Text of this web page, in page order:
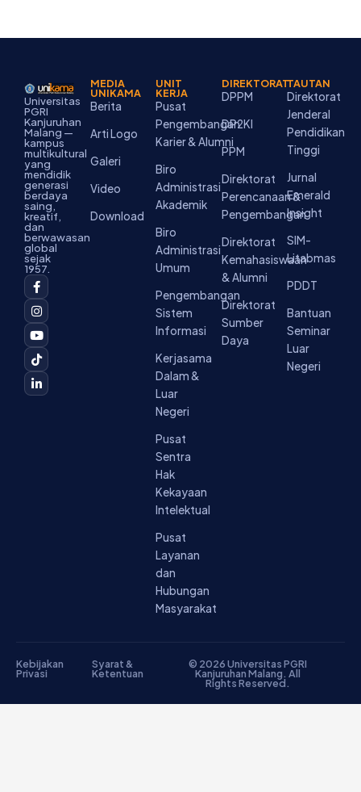
Universitas
PGRI
Kanjuruhan
Malang —
kampus
multikultural
yang
mendidik
generasi
berdaya
saing,
kreatif,
dan
berwawasan
global
sejak
1957.
F
a
c
e
b
o
o
k
-
f
I
n
s
t
a
g
r
a
m
Y
o
u
t
u
b
e
T
i
k
t
o
k
L
i
n
k
e
d
i
n
-
i
MEDIA
UNIKAMA
Berita
Arti Logo
Galeri
Video
Download
UNIT
KERJA
Pusat
Pengembangan
Karier & Alumni
Biro
Administrasi
Akademik
Biro
Administrasi
Umum
Pengembangan
Sistem
Informasi
Kerjasama
Dalam &
Luar
Negeri
Pusat
Sentra
Hak
Kekayaan
Intelektual
Pusat
Layanan
dan
Hubungan
Masyarakat
DIREKTORAT
DPPM
DP2KI
PPM
Direktorat
Perencanaan &
Pengembangan
Direktorat
Kemahasiswaan
& Alumni
Direktorat
Sumber
Daya
TAUTAN
Direktorat
Jenderal
Pendidikan
Tinggi
Jurnal
Emerald
Insight
SIM-
Litabmas
PDDT
Bantuan
Seminar
Luar
Negeri
© 2026 Universitas PGRI
Kanjuruhan Malang. All
Rights Reserved.
Kebijakan
Privasi
Syarat &
Ketentuan